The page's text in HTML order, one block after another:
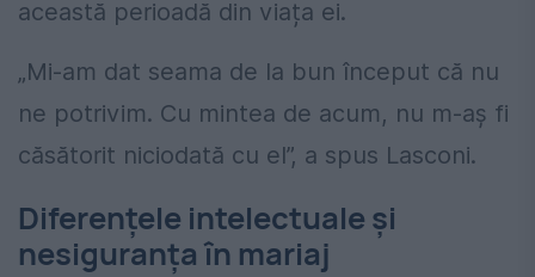
această perioadă din viața ei.
„Mi-am dat seama de la bun început că nu
ne potrivim. Cu mintea de acum, nu m-aș fi
căsătorit niciodată cu el”, a spus Lasconi.
Diferențele intelectuale și
nesiguranța în mariaj